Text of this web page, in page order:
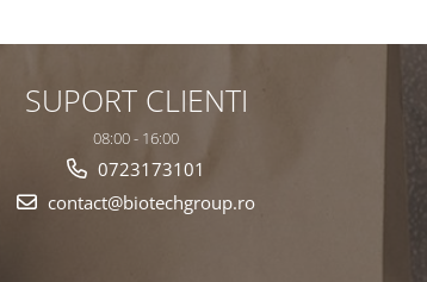
SUPORT CLIENTI
08:00 - 16:00
0723173101
contact@biotechgroup.ro